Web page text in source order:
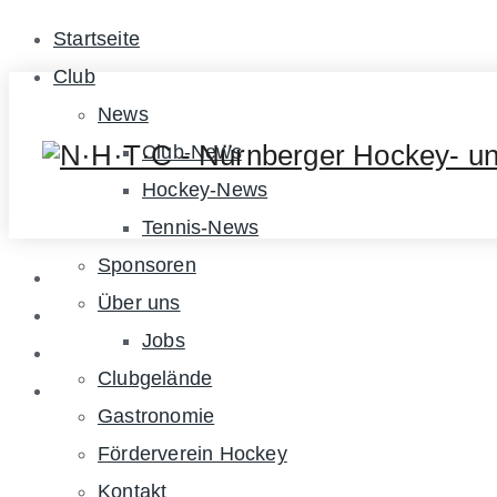
Startseite
Club
News
Club-News
Hockey-News
Tennis-News
Sponsoren
Über uns
Jobs
Clubgelände
Gastronomie
Förderverein Hockey
Kontakt